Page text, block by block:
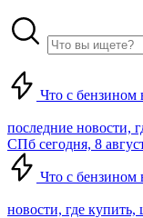
Что с бензином
последние новости,
СПб сегодня, 8
Что с бензином
новости, где купить,